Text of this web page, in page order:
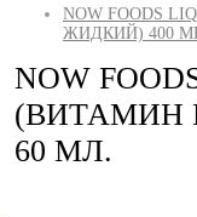
NOW FOODS
ЖИДКИЙ) 400
NOW
(ВИТАМИН
60 МЛ.